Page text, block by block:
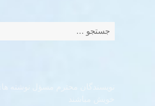
برای:
نویسندگان محترم مسؤل نوشته